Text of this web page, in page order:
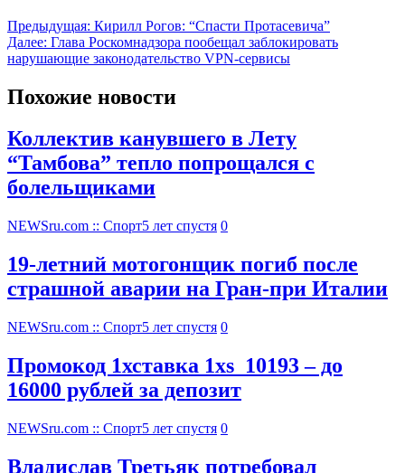
Предыдущая: Кирилл Рогов: “Спасти Протасевича”
Далее: Глава Роскомнадзора пообещал заблокировать
нарушающие законодательство VPN-сервисы
Похожие новости
Коллектив канувшего в Лету
“Тамбова” тепло попрощался с
болельщиками
NEWSru.com :: Спорт5 лет спустя 0
19-летний мотогонщик погиб после
страшной аварии на Гран-при Италии
NEWSru.com :: Спорт5 лет спустя 0
Промокод 1хставка 1xs_10193 – до
16000 рублей за депозит
NEWSru.com :: Спорт5 лет спустя 0
Владислав Третьяк потребовал